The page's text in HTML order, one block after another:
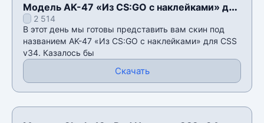
Модель AK-47 «Из CS:GO с наклейками» для
CSS v34
2 514
В этот день мы готовы представить вам скин под
названием AK-47 «Из CS:GO с наклейками» для CSS
v34. Казалось бы
Скачать